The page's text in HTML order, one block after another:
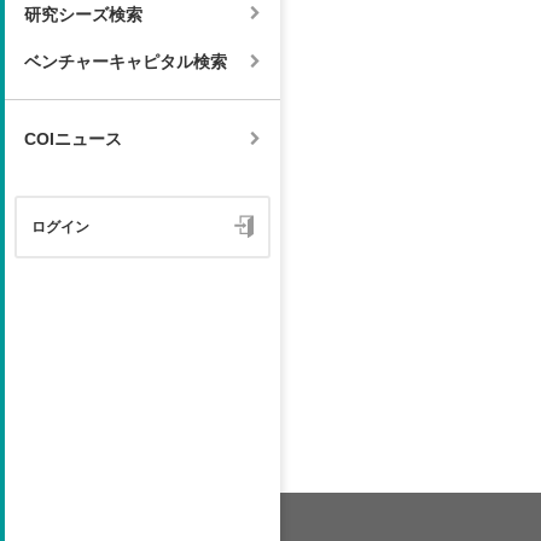
研究シーズ検索
ベンチャーキャピタル検索
COIニュース
ログイン